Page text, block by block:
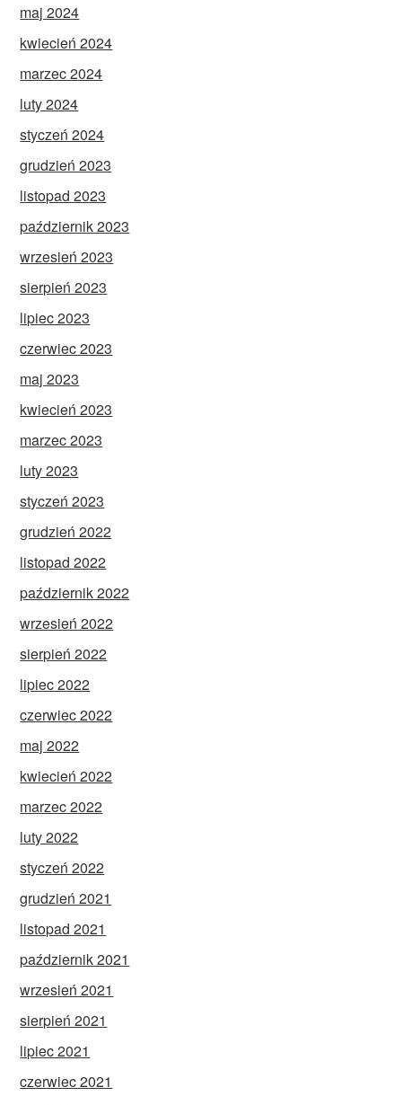
maj 2024
kwiecień 2024
marzec 2024
luty 2024
styczeń 2024
grudzień 2023
listopad 2023
październik 2023
wrzesień 2023
sierpień 2023
lipiec 2023
czerwiec 2023
maj 2023
kwiecień 2023
marzec 2023
luty 2023
styczeń 2023
grudzień 2022
listopad 2022
październik 2022
wrzesień 2022
sierpień 2022
lipiec 2022
czerwiec 2022
maj 2022
kwiecień 2022
marzec 2022
luty 2022
styczeń 2022
grudzień 2021
listopad 2021
październik 2021
wrzesień 2021
sierpień 2021
lipiec 2021
czerwiec 2021